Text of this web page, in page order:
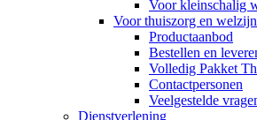
Voor kleinschalig
Voor thuiszorg en welzijn
Productaanbod
Bestellen en
Volledig Pakket
Contactpersonen
Veelgestelde
Dienstverlening